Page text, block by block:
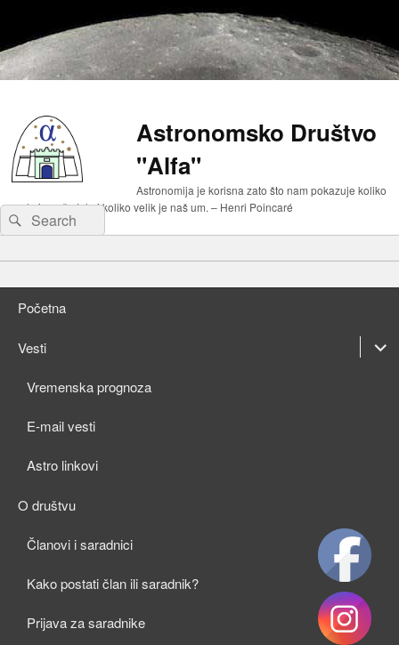
Astronomsko Društvo
"Alfa"
Astronomija je korisna zato što nam pokazuje koliko
malo je naše telo i koliko velik je naš um. – Henri Poincaré
Search
for:
Search
menuSkip
content
Skip
to
Početna
Vesti
Vremenska prognoza
E-mail vesti
Astro linkovi
O društvu
Članovi i saradnici
Kako postati član ili saradnik?
Prijava za saradnike
child